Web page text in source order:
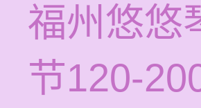
福州悠悠
节120-